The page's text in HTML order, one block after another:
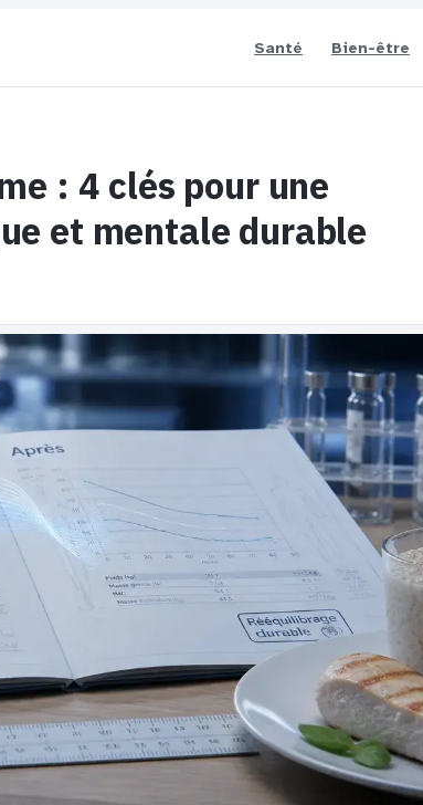
Santé Bien-être
: 4 clés pour une
et mentale durable